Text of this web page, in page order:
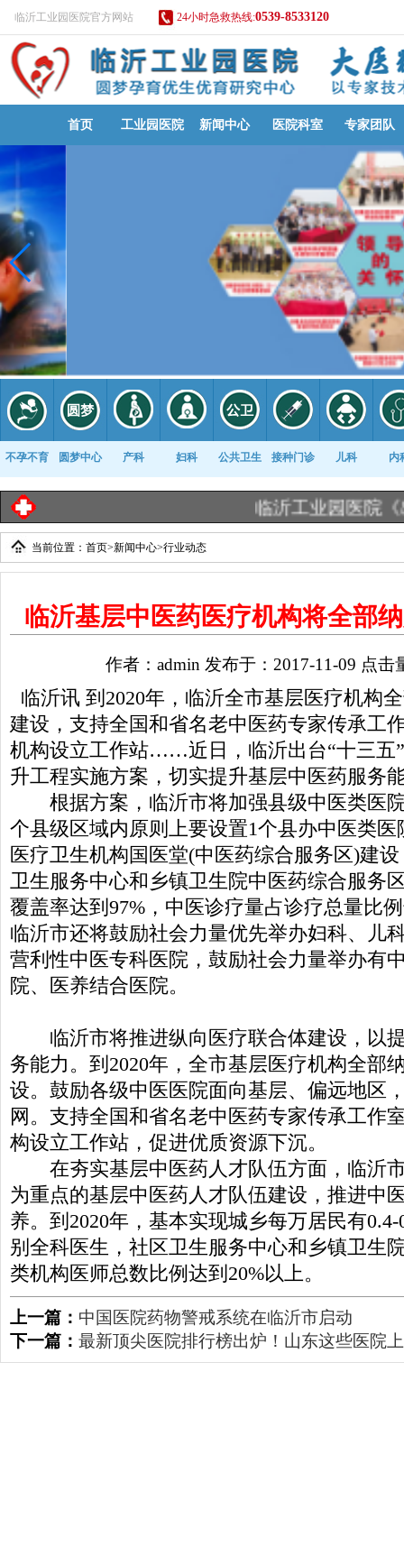
临沂工业园医院官方网站 24小时急救热线:0539-8533120
首页 工业园医院 新闻中心 医院科室 专家团队
不孕不育 圆梦中心 产科 妇科 公共卫生 接种门诊 儿科 内
康复科
临沂工业园医院《出
当前位置： 首页>新闻中心>行业动态
临沂基层中医药医疗机构将全部
作者：admin 发布于：2017-11-09 点击
临沂讯 到2020年，临沂全市基层医疗机构
建设，支持全国和省名老中医药专家传承工
机构设立工作站……近日，临沂出台“十三五
升工程实施方案，切实提升基层中医药服务
根据方案，临沂市将加强县级中医类医
个县级区域内原则上要设置1个县办中医类
医疗卫生机构国医堂(中医药综合服务区)建
卫生服务中心和乡镇卫生院中医药综合服务
覆盖率达到97%，中医诊疗量占诊疗总量比
临沂市还将鼓励社会力量优先举办妇科、儿
营利性中医专科医院，鼓励社会力量举办有
院、医养结合医院。
临沂市将推进纵向医疗联合体建设，以
务能力。到2020年，全市基层医疗机构全部
设。鼓励各级中医医院面向基层、偏远地区
网。支持全国和省名老中医药专家传承工作
构设立工作站，促进优质资源下沉。
在夯实基层中医药人才队伍方面，临沂
为重点的基层中医药人才队伍建设，推进中
养。到2020年，基本实现城乡每万居民有
别全科医生，社区卫生服务中心和乡镇卫生
类机构医师总数比例达到20%以上。
上一篇： 中国医院药物警戒系统在临沂市启动
下一篇： 最新顶尖医院排行榜出炉！山东这些医院